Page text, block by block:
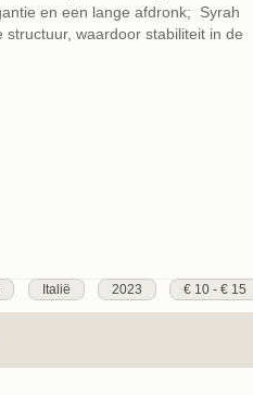
en een lange afdronk; Syrah
waardoor stabiliteit in de
Italië 2023 € 10 - € 15